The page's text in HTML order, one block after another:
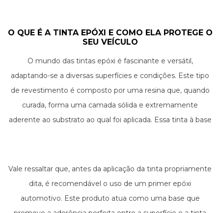
Vamos desvendar suas propriedades e aplicações para
entender o motivo dessa preferência.
O QUE É A TINTA EPÓXI E COMO ELA PROTEGE O
SEU VEÍCULO
O mundo das tintas epóxi é fascinante e versátil,
adaptando-se a diversas superfícies e condições. Este tipo
de revestimento é composto por uma resina que, quando
curada, forma uma camada sólida e extremamente
aderente ao substrato ao qual foi aplicada. Essa tinta à base
uma proteção de longo prazo aos veículos.
Vale ressaltar que, antes da aplicação da tinta propriamente
dita, é recomendável o uso de um primer epóxi
automotivo. Este produto atua como uma base que